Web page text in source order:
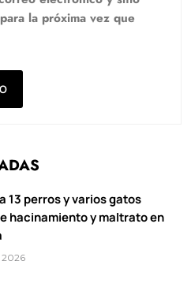
la próxima vez que
13 perros y varios gatos
hacinamiento y maltrato en
2026